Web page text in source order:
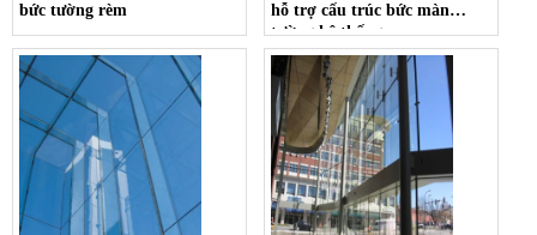
bức tường rèm
hỗ trợ cấu trúc bức màn
tường hệ thống